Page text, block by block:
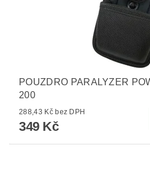
POUZDRO PARALYZER
200
288,43 Kč bez DPH
349 Kč